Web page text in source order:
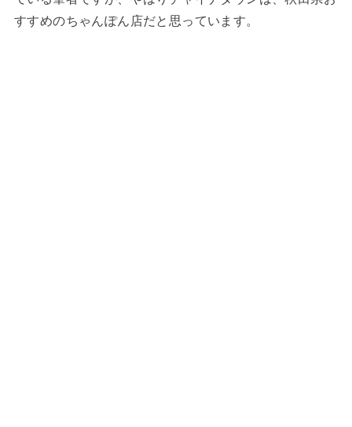
すすめのちゃんぽん店だと思っています。